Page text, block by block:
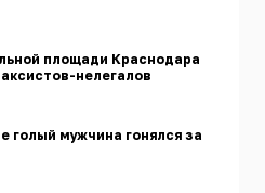
площади Краснодара
нелегалов
голый мужчина гонялся за